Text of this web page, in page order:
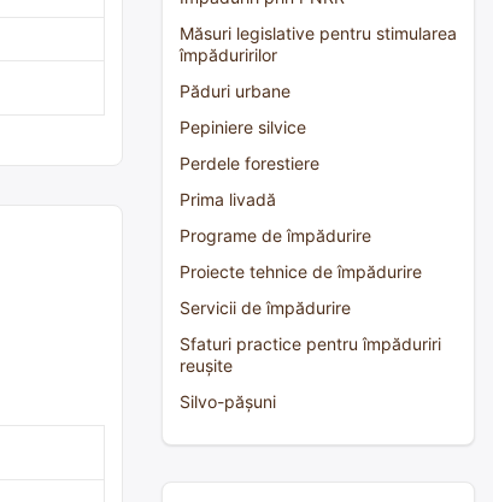
Măsuri legislative pentru stimularea
împăduririlor
Păduri urbane
Pepiniere silvice
Perdele forestiere
Prima livadă
Programe de împădurire
Proiecte tehnice de împădurire
Servicii de împădurire
Sfaturi practice pentru împăduriri
reușite
Silvo-pășuni